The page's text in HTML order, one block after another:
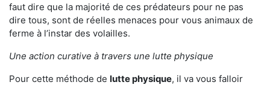
faut dire que la majorité de ces prédateurs pour ne pas
dire tous, sont de réelles menaces pour vous animaux de
ferme à l’instar des volailles.
Une action curative à travers une lutte physique
Pour cette méthode de lutte physique, il va vous falloir